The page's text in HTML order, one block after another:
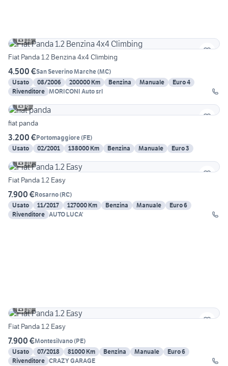
13
Fiat Panda 1.2 Benzina 4x4 Climbing
4.500 €San Severino Marche(MC)
Usato
08/2006 200000 Km Benzina Manuale
Euro 4
Rivenditore MORICONI Auto srl
6
fiat panda
3.200 €Portomaggiore(FE)
Usato
02/2001 138000 Km Benzina Manuale
Euro 3
10
Fiat Panda 1.2 Easy
7.900 €Rosarno(RC)
Usato
11/2017 127000 Km Benzina Manuale
Euro 6
Rivenditore AUTO LUCA'
19
Fiat Panda 1.2 Easy
7.900 €Montesilvano(PE)
Usato
07/2018 81000 Km Benzina Manuale
Euro 6
Rivenditore CRAZY GARAGE